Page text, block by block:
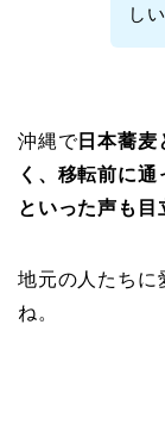
し
沖縄で日本蕎麦
く、移転前に
といった声も目
地元の人たちに
ね。